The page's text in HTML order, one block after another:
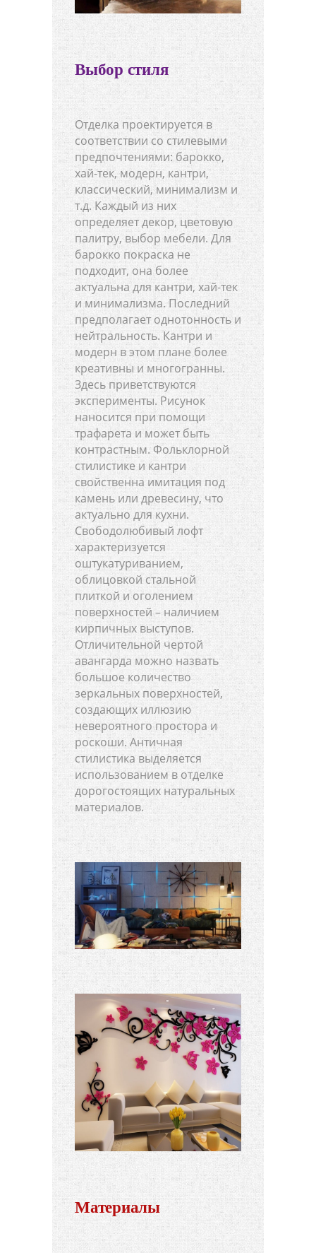
Выбор стиля
Отделка проектируется в
соответствии со стилевыми
предпочтениями: барокко,
хай-тек, модерн, кантри,
классический, минимализм и
т.д. Каждый из них
определяет декор, цветовую
палитру, выбор мебели. Для
барокко покраска не
подходит, она более
актуальна для кантри, хай-тек
и минимализма. Последний
предполагает однотонность и
нейтральность. Кантри и
модерн в этом плане более
креативны и многогранны.
Здесь приветствуются
эксперименты. Рисунок
наносится при помощи
трафарета и может быть
контрастным. Фольклорной
стилистике и кантри
свойственна имитация под
камень или древесину, что
актуально для кухни.
Свободолюбивый лофт
характеризуется
оштукатуриванием,
облицовкой стальной
плиткой и оголением
поверхностей – наличием
кирпичных выступов.
Отличительной чертой
авангарда можно назвать
большое количество
зеркальных поверхностей,
создающих иллюзию
невероятного простора и
роскоши. Античная
стилистика выделяется
использованием в отделке
дорогостоящих натуральных
материалов.
Материалы